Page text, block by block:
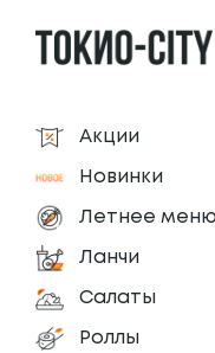
Акции
Новинки
Летнее меню
Ланчи
Салаты
Роллы